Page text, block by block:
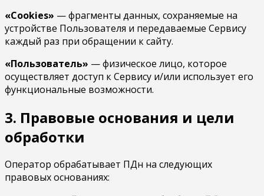
«Cookies» — фрагменты данных, сохраняемые на
устройстве Пользователя и передаваемые Сервису
каждый раз при обращении к сайту.
«Пользователь» — физическое лицо, которое
осуществляет доступ к Сервису и/или использует его
функциональные возможности.
3. Правовые основания и цели
обработки
Оператор обрабатывает ПДн на следующих
правовых основаниях: